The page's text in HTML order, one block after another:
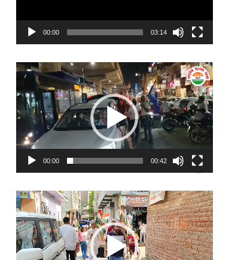
00:00 03:14
Video
Player
00:00 00:42
Video
Player